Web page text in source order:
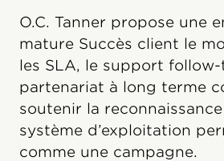
O.C. Tanner propose une
mature Succès client le
les SLA, le support
partenariat à long terme
soutenir la
système d’exploitation
comme une campagne.